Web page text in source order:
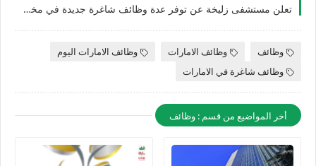
تعلن مستشفى زليخة عن توفر عدة وظائف شاغرة جديدة في مختلف التخصصات في الامارات
وظائف وظائف الامارات
وظائف الامارات اليوم
وظائف شاغرة في الامارات
أخر المواضيع من قسم : وظائف